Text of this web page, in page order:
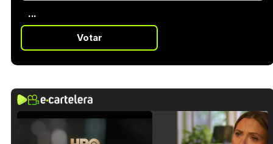
...
Votar